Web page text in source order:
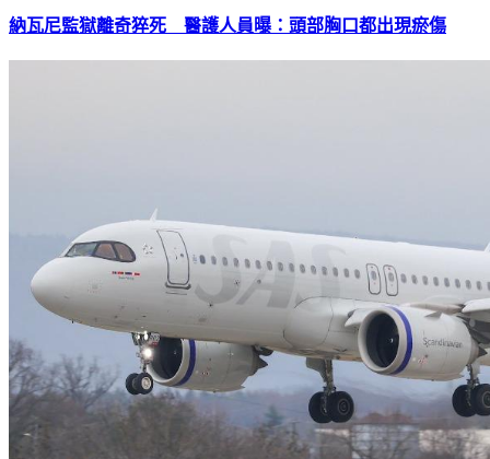
納瓦尼監獄離奇猝死 醫護人員曝：頭部胸口都出現瘀傷